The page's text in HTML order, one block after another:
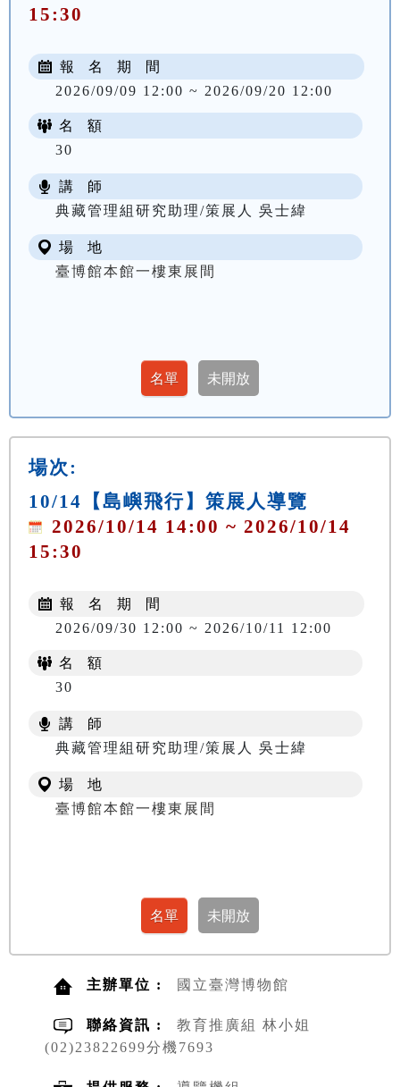
15:30
報 名 期 間
2026/09/09 12:00 ~ 2026/09/20 12:00
名 額
30
講 師
典藏管理組研究助理/策展人 吳士緯
場 地
臺博館本館一樓東展間
場次:
10/14【島嶼飛行】策展人導覽
2026/10/14 14:00 ~ 2026/10/14
15:30
報 名 期 間
2026/09/30 12:00 ~ 2026/10/11 12:00
名 額
30
講 師
典藏管理組研究助理/策展人 吳士緯
場 地
臺博館本館一樓東展間
主辦單位 : 國立臺灣博物館
聯絡資訊 :
教育推廣組 林小姐
(02)23822699分機7693